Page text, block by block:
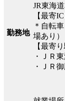
勤務地
JR東海
【最寄
＊自転
場あり）
【最寄り
・ＪＲ
・ＪＲ